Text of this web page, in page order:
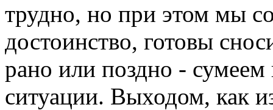
трудно, но при этом мы
достоинство, готовы
рано или поздно -
ситуации. Выходом, как